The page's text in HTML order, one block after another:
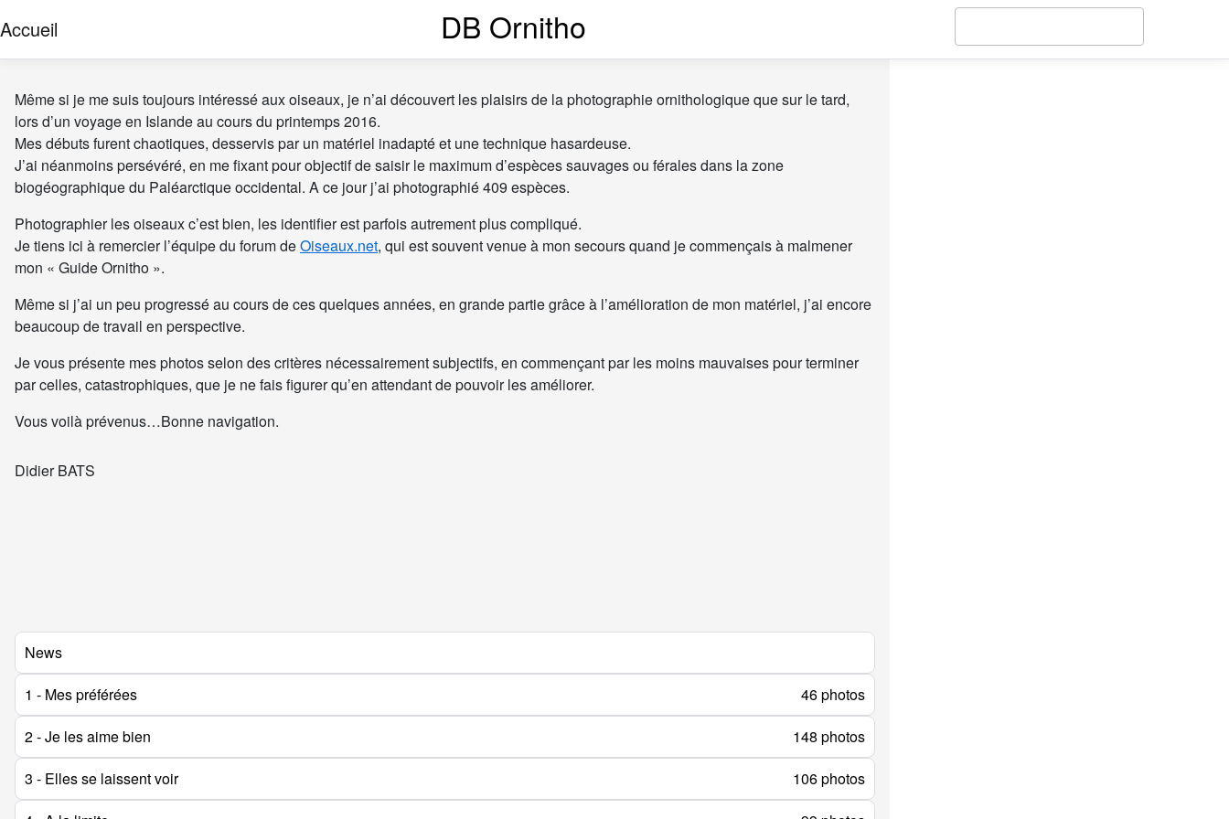
Accueil DB Ornitho
Même si je me suis toujours intéressé aux oiseaux, je n’ai découvert les plaisirs de la photographie ornithologique que sur le tard,
lors d’un voyage en Islande au cours du printemps 2016.
Mes débuts furent chaotiques, desservis par un matériel inadapté et une technique hasardeuse.
J’ai néanmoins persévéré, en me fixant pour objectif de saisir le maximum d’espèces sauvages ou férales dans la zone
biogéographique du Paléarctique occidental. A ce jour j’ai photographié 409 espèces.
Photographier les oiseaux c’est bien, les identifier est parfois autrement plus compliqué.
Je tiens ici à remercier l’équipe du forum deOiseaux.net, qui est souvent venue à mon secours quand je commençais à malmener
mon « Guide Ornitho ».
Même si j’ai un peu progressé au cours de ces quelques années, en grande partie grâce à l’amélioration de mon matériel, j’ai encore
beaucoup de travail en perspective.
Je vous présente mes photos selon des critères nécessairement subjectifs, en commençant par les moins mauvaises pour terminer
par celles, catastrophiques, que je ne fais figurer qu’en attendant de pouvoir les améliorer.
Vous voilà prévenus…Bonne navigation.
Didier BATS
News
1 - Mes préférées
46 photos
2 - Je les aime bien
148 photos
3 - Elles se laissent voir
106 photos